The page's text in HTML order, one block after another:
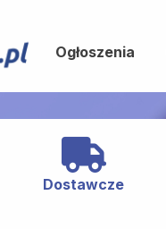
Ogłoszenia
Dostawcze